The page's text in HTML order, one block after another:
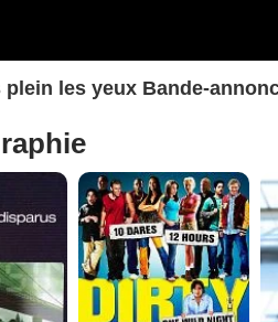
plein les yeux Bande-